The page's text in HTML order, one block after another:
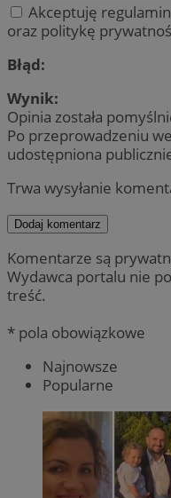
Akceptuję
oraz politykę
Błąd:
Wynik:
Opinia została
Po przeprowadzeniu
udostępniona
Trwa wysyłanie
Dodaj komentarz
Komentarze są
Wydawca portalu nie
treść.
* pola obowiązkowe
Najnowsze
Popularne